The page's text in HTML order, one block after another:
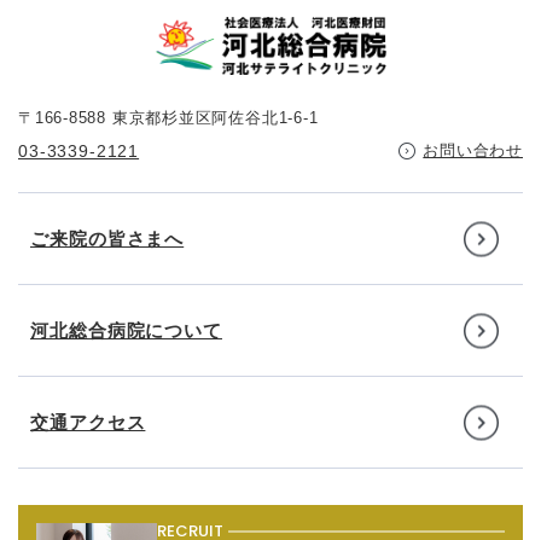
〒166-8588 東京都杉並区阿佐谷北1-6-1
03-3339-2121 お問い合わせ
ご来院の皆さまへ
河北総合病院について
交通アクセス
RECRUIT